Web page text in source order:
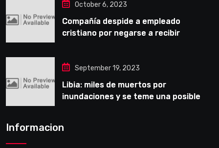
October 6, 2023
Compañía despide a empleado
cristiano por negarse a recibir
September 19, 2023
Libia: miles de muertos por
inundaciones y se teme una posible
Informacion